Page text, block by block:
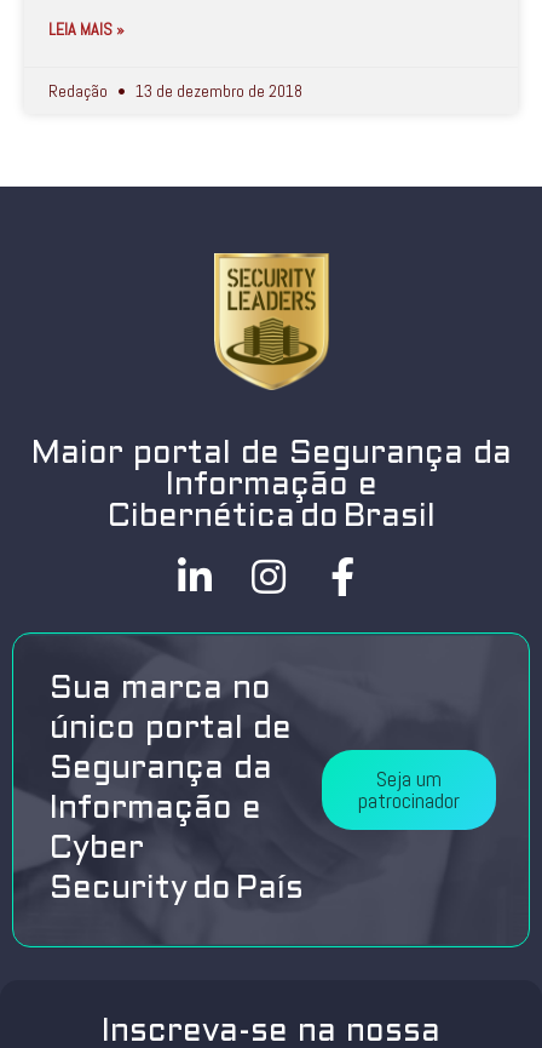
LEIA MAIS »
Redação 13 de dezembro de 2018
Maior portal de Segurança da
Informação e
Cibernética do Brasil
Sua marca no
único portal de
Segurança da
Informação e
Cyber
Security do País
Seja um
patrocinador
Inscreva-se na nossa